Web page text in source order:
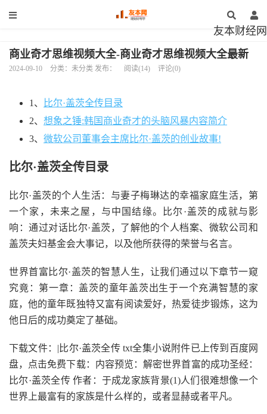
友本财经网
商业奇才思维视频大全-商业奇才思维视频大全最新
2024-09-10 分类：未分类 发布： 阅读(14) 评论(0)
1、
比尔·盖茨全传目录
2、 想象之锤:韩国商业奇才的头脑风暴内容简介
3、 微软公司董事会主席比尔·盖茨的创业故事!
比尔·盖茨全传目录
比尔·盖茨的个人生活：与妻子梅琳达的幸福家庭生活，第
一个家，未来之屋，与中国结缘。比尔·盖茨的成就与影
响：通过对话比尔·盖茨，了解他的个人档案、微软公司和
盖茨夫妇基金会大事记，以及他所获得的荣誉与名言。
世界首富比尔·盖茨的智慧人生，让我们通过以下章节一窥
究竟：第一章：盖茨的童年盖茨出生于一个充满智慧的家
庭，他的童年既独特又富有阅读爱好，热爱徒步锻炼，这为
他日后的成功奠定了基础。
下载文件：|比尔·盖茨全传 txt全集小说附件已上传到百度网
盘，点击免费下载：内容预览：解密世界首富的成功圣经：
比尔·盖茨全传 作者：于成龙家族背景(1)人们很难想像一个
世界上最富有的家族是什么样的，或者显赫或者平凡。